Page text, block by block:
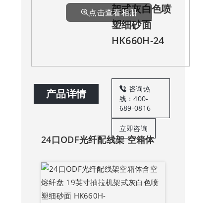
点击查看相册
架式灰白色喷
塑细砂面
HK660H-24
咨询热
线：400-
689-0816
立即咨询
产品详情
24口ODF光纤配线架 空箱体